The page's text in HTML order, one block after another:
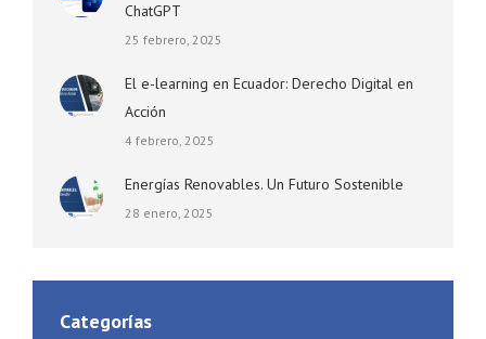
ChatGPT
25 febrero, 2025
El e-learning en Ecuador: Derecho Digital en
Acción
4 febrero, 2025
Energías Renovables. Un Futuro Sostenible
28 enero, 2025
Categorías